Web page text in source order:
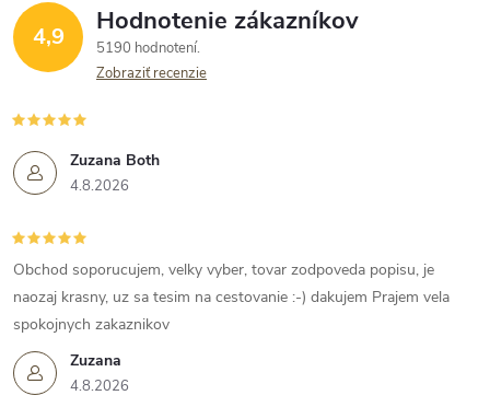
4,9 Hodnotenie zákazníkov
5190 hodnotení
Zobraziť recenzie
Zuzana Both
4.8.2026
Zuzana
4.8.2026
Obchod soporucujem, velky vyber, tovar zodpoveda popisu, je
naozaj krasny, uz sa tesim na cestovanie :-) dakujem Prajem vela
spokojnych zakaznikov